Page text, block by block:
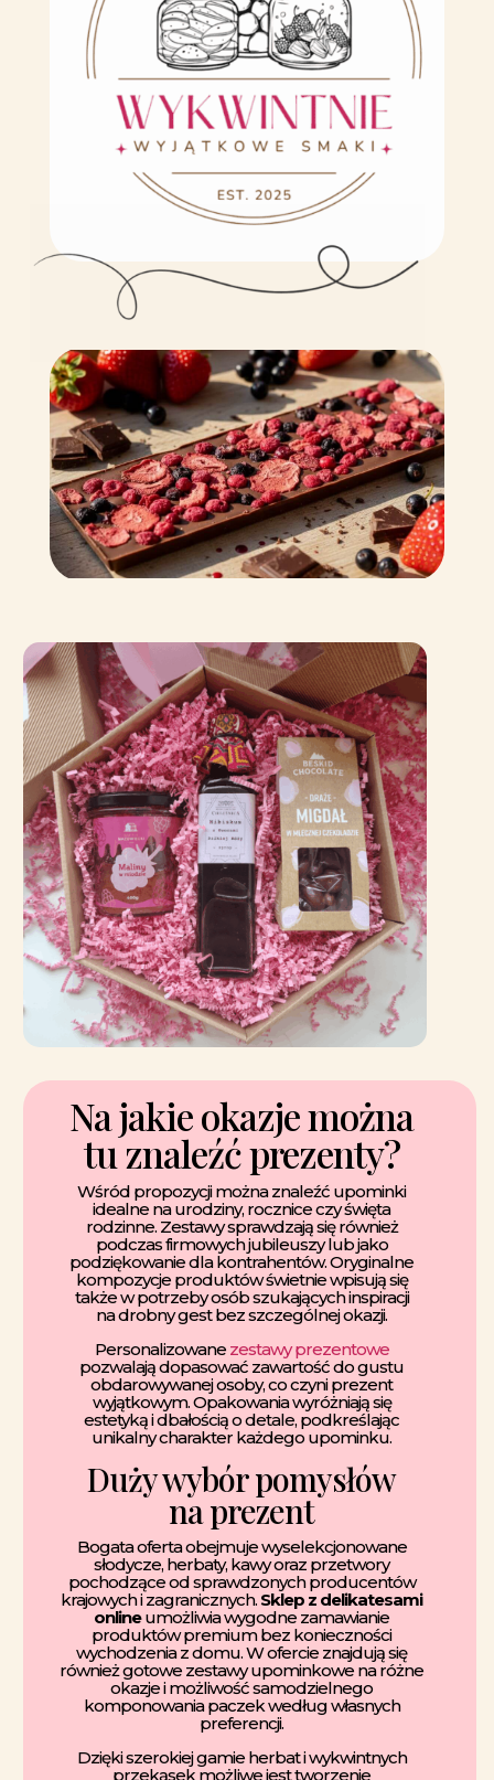
Na jakie okazje można
tu znaleźć prezenty?
Wśród propozycji można znaleźć upominki
idealne na urodziny, rocznice czy święta
rodzinne. Zestawy sprawdzają się również
podczas firmowych jubileuszy lub jako
podziękowanie dla kontrahentów. Oryginalne
kompozycje produktów świetnie wpisują się
także w potrzeby osób szukających inspiracji
na drobny gest bez szczególnej okazji.
Personalizowane zestawy prezentowe
pozwalają dopasować zawartość do gustu
obdarowywanej osoby, co czyni prezent
wyjątkowym. Opakowania wyróżniają się
estetyką i dbałością o detale, podkreślając
unikalny charakter każdego upominku.
Duży wybór pomysłów
na prezent
Bogata oferta obejmuje wyselekcjonowane
słodycze, herbaty, kawy oraz przetwory
pochodzące od sprawdzonych producentów
krajowych i zagranicznych. Sklep z delikatesami
onlineumożliwia wygodne zamawianie
produktów premium bez konieczności
wychodzenia z domu. W ofercie znajdują się
również gotowe zestawy upominkowe na różne
okazje i możliwość samodzielnego
komponowania paczek według własnych
preferencji.
Dzięki szerokiej gamie herbat i wykwintnych
przekąsek możliwe jest tworzenie